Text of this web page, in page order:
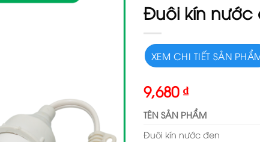
Đuôi kín nước
XEM CHI TIẾT SẢN
9,680 ₫
TÊN SẢN PHẨM
Đuôi kín nước đen